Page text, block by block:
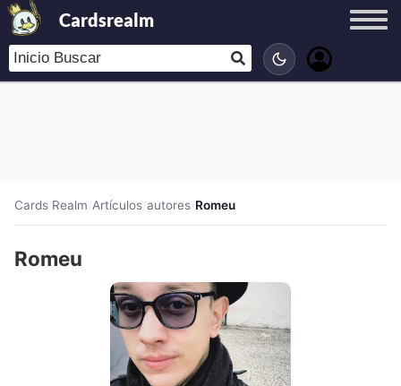
Cardsrealm
Cards Realm/Artículos/autores/Romeu
Romeu